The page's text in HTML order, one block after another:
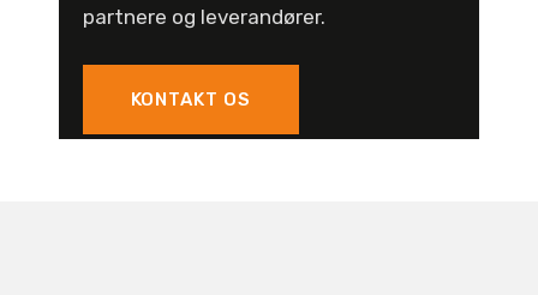
partnere og leverandører.
KONTAKT OS